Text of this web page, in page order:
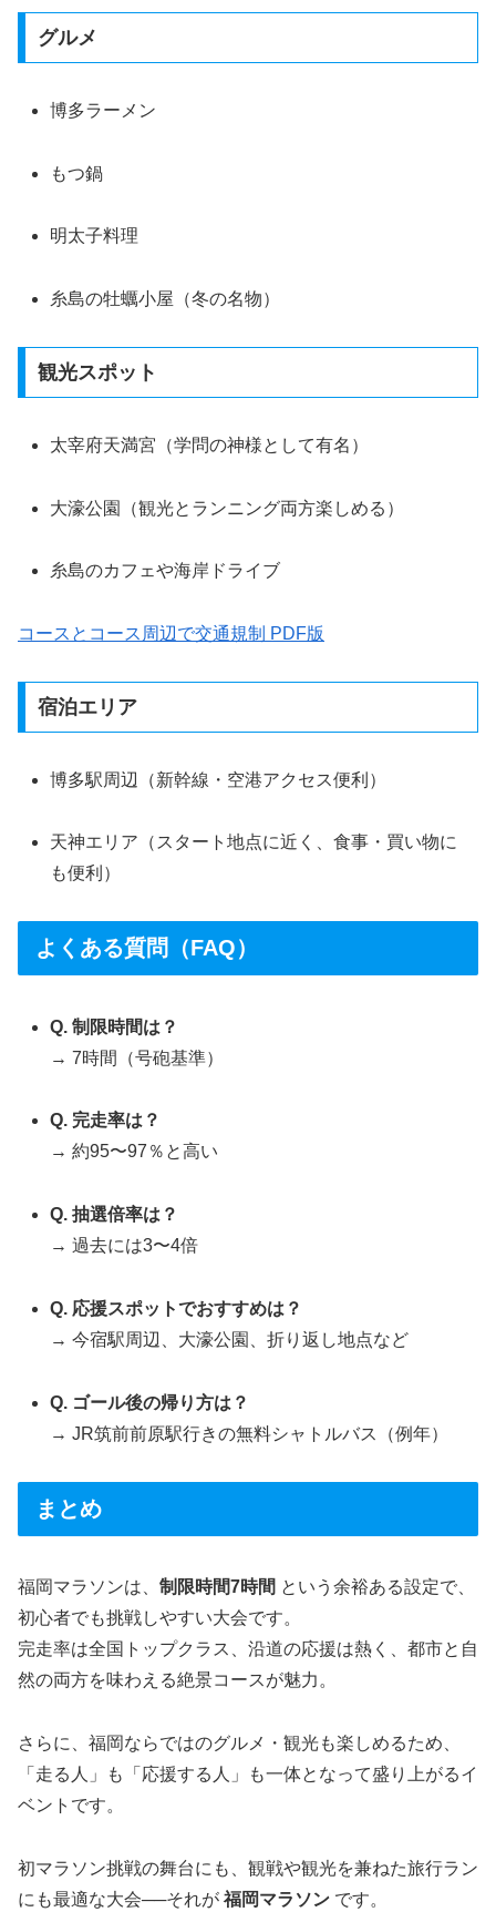
グルメ
博多ラーメン
もつ鍋
明太子料理
糸島の牡蠣小屋（冬の名物）
観光スポット
太宰府天満宮（学問の神様として有名）
大濠公園（観光とランニング両方楽しめる）
糸島のカフェや海岸ドライブ
コースとコース周辺で交通規制 PDF版
宿泊エリア
博多駅周辺（新幹線・空港アクセス便利）
天神エリア（スタート地点に近く、食事・買い物に
も便利）
よくある質問（FAQ）
Q. 制限時間は？
→ 7時間（号砲基準）
Q. 完走率は？
→ 約95〜97％と高い
Q. 抽選倍率は？
→ 過去には3〜4倍
Q. 応援スポットでおすすめは？
→ 今宿駅周辺、大濠公園、折り返し地点など
Q. ゴール後の帰り方は？
→ JR筑前前原駅行きの無料シャトルバス（例年）
まとめ
福岡マラソンは、 制限時間7時間 という余裕ある設定で、
初心者でも挑戦しやすい大会です。
完走率は全国トップクラス、沿道の応援は熱く、都市と自
然の両方を味わえる絶景コースが魅力。
さらに、福岡ならではのグルメ・観光も楽しめるため、
「走る人」も「応援する人」も一体となって盛り上がるイ
ベントです。
初マラソン挑戦の舞台にも、観戦や観光を兼ねた旅行ラン
にも最適な大会──それが 福岡マラソン です。